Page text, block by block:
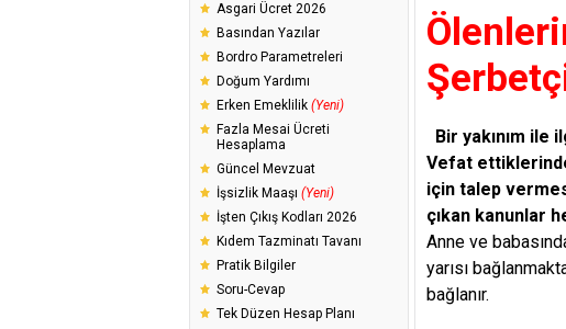
Asgari Ücret 2026
Basından Yazılar
Bordro Parametreleri
Doğum Yardımı
Erken Emeklilik (Yeni)
Fazla Mesai Ücreti
Hesaplama
Güncel Mevzuat
İşsizlik Maaşı (Yeni)
İşten Çıkış Kodları 2026
Kıdem Tazminatı Tavanı
Pratik Bilgiler
Soru-Cevap
Tek Düzen Hesap Planı
Bir yakınım
Vefat
için talep
çıkan kanunlar
Anne ve
yarısı
bağlanır.